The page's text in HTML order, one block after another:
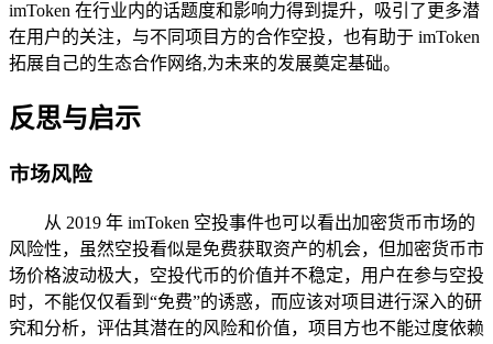
imToken 在行业内的话题度和影响力得到提升，吸引了更多潜
在用户的关注，与不同项目方的合作空投，也有助于 imToken
拓展自己的生态合作网络,为未来的发展奠定基础。
反思与启示
市场风险
从 2019 年 imToken 空投事件也可以看出加密货币市场的
风险性，虽然空投看似是免费获取资产的机会，但加密货币市
场价格波动极大，空投代币的价值并不稳定，用户在参与空投
时，不能仅仅看到“免费”的诱惑，而应该对项目进行深入的研
究和分析，评估其潜在的风险和价值，项目方也不能过度依赖